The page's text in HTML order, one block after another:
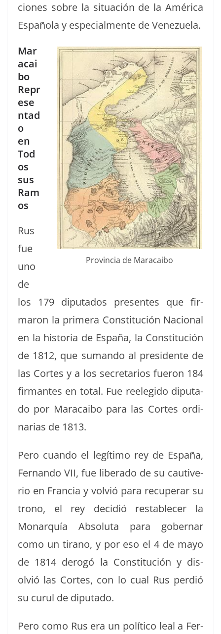
ciones sobre la situación de la Améri­ca
Españo­la y espe­cial­mente de Venezuela.
Provin­cia de Maracaibo
Mar
acai
bo
Repr
ese
ntad
o
en
Tod
os
sus
Ram
os
Rus
fue
uno
de
los 179 diputa­dos pre­sentes que fir­
maron la primera Con­sti­tu­ción Nacional
en la his­to­ria de España, la Con­sti­tu­ción
de 1812, que suman­do al pres­i­dente de
las Cortes y a los sec­re­tar­ios fueron 184
fir­mantes en total. Fue reelegi­do diputa­
do por Mara­cai­bo para las Cortes ordi­
nar­ias de 1813.
Pero cuan­do el legí­ti­mo rey de España,
Fer­nan­do VII, fue lib­er­a­do de su cau­tive­
rio en Fran­cia y volvió para recu­per­ar su
trono, el rey decidió restable­cer la
Monar­quía Abso­lu­ta para gob­ernar
como un tira­no, y por eso el 4 de mayo
de 1814 derogó la Con­sti­tu­ción y dis­
olvió las Cortes, con lo cual Rus perdió
su curul de diputado.
Pero como Rus era un políti­co leal a Fer­